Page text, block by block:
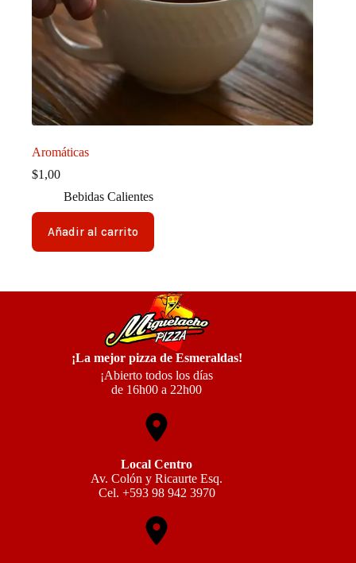
Aromáticas
$1,00
Bebidas Calientes
Añadir al carrito
¡La mejor pizza de Esmeraldas!
¡Abierto todos los días
de 16h00 a 22h00
Local Centro
Av. Colón y Ricaurte Esq.
Cel. +593 98 942 3970